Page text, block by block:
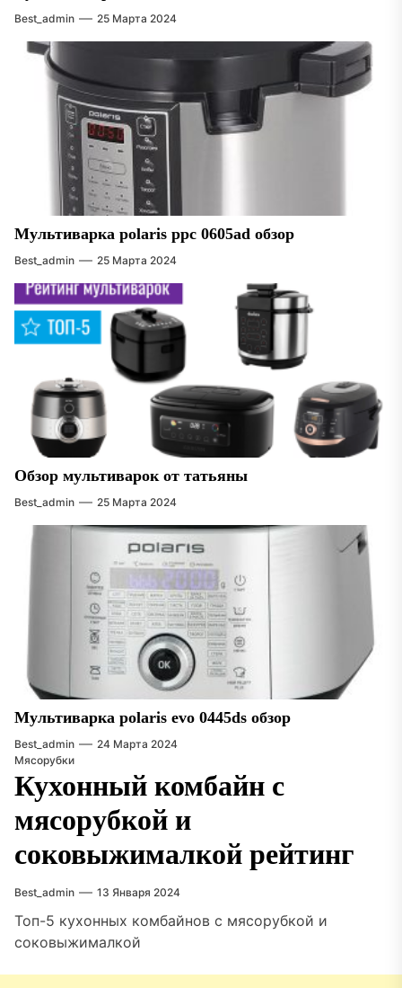
Best_admin 25 Марта 2024
Мультиварка polaris ppc 0605ad обзор
Best_admin 25 Марта 2024
Обзор мультиварок от татьяны
Best_admin 25 Марта 2024
Мультиварка polaris evo 0445ds обзор
Best_admin
24 Марта 2024
Мясорубки
Кухонный комбайн с
мясорубкой и
соковыжималкой рейтинг
Best_admin 13 Января 2024
Топ-5 кухонных комбайнов с мясорубкой и
соковыжималкой